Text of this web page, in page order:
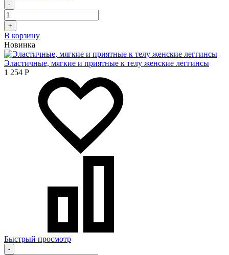
-
+
В корзину
Новинка
Эластичные, мягкие и приятные к телу женские леггинсы
1 254 Р
Быстрый просмотр
-